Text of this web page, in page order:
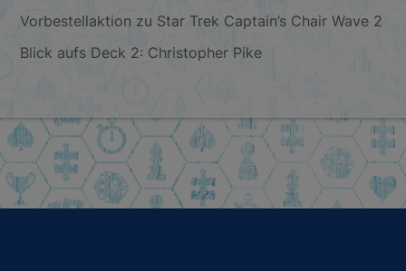
Vorbestellaktion zu Star Trek Captain’s Chair Wave 2
Blick aufs Deck 2: Christopher Pike